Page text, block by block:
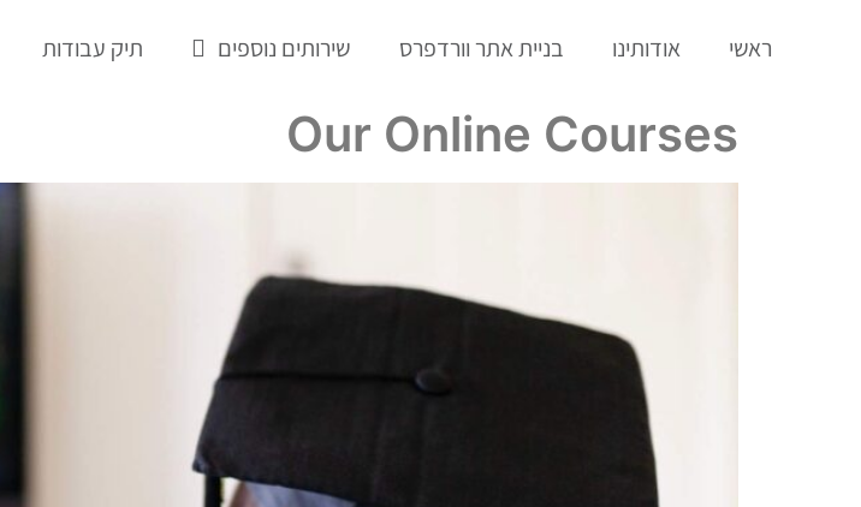
ראשי אודותינו בניית אתר וורדפרס שירותים נוספים תיק עבודות
Our Online Courses